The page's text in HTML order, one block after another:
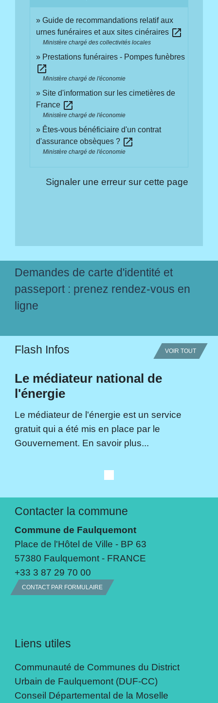
Guide de recommandations relatif aux
urnes funéraires et aux sites cinéraires open_in_new
Ministère chargé des collectivités locales
Prestations funéraires - Pompes funèbres
open_in_new
Ministère chargé de l'économie
Site d'information sur les cimetières de
France open_in_new
Ministère chargé de l'économie
Êtes-vous bénéficiaire d'un contrat
d'assurance obsèques ? open_in_new
Ministère chargé de l'économie
Signaler une erreur sur cette page
Demandes de carte d'identité et
passeport : prenez rendez-vous en
ligne
Flash Infos VOIR TOUT
Le médiateur national de
l'énergie
Le médiateur de l'énergie est un service
gratuit qui a été mis en place par le
Gouvernement. En savoir plus...
Contacter la commune
Commune de Faulquemont
Place de l'Hôtel de Ville - BP 63
57380 Faulquemont - FRANCE
+33 3 87 29 70 00
CONTACT PAR FORMULAIRE
Liens utiles
Communauté de Communes du District
Urbain de Faulquemont (DUF-CC)
Conseil Départemental de la Moselle